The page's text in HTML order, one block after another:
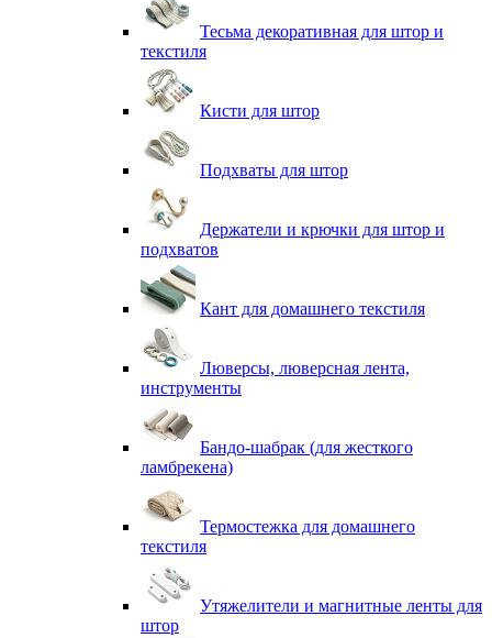
Тесьма декоративная для штор и
текстиля
Кисти для штор
Подхваты для штор
Держатели и крючки для штор и
подхватов
Кант для домашнего текстиля
Люверсы, люверсная лента,
инструменты
Бандо-шабрак (для жесткого
ламбрекена)
Термостежка для домашнего
текстиля
Утяжелители и магнитные ленты для
штор